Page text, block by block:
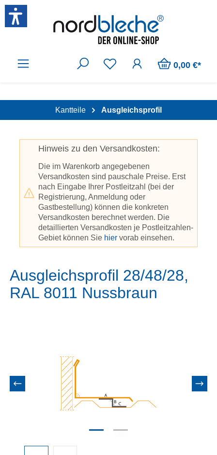
Zum Hauptinhalt springen
0,00 €*
Kantteile Ausgleichsprofil
Hinweis zu den Versandkosten:
Die im Warenkorb angegebenen
Versandkosten sind pauschale Preise. Erst
nach Eingabe Ihrer Postleitzahl (bei der
Registrierung, Anmeldung oder
Gastbestellung) können die konkreten
Versandkosten berechnet werden. Die
detaillierten Versandkosten je Postleitzahlen-
Gebiet können Sie hier vorab einsehen.
Ausgleichsprofil 28/48/28,
RAL 8011 Nussbraun